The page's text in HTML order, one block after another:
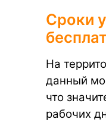
Сроки
На
данный
что
рабочих